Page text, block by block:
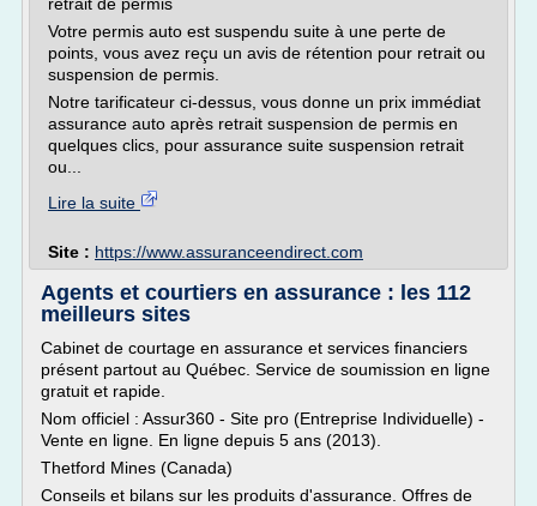
Votre permis auto est suspendu suite à une perte de
points, vous avez reçu un avis de rétention pour retrait ou
suspension de permis.
Notre tarificateur ci-dessus, vous donne un prix immédiat
assurance auto après retrait suspension de permis en
quelques clics, pour assurance suite suspension retrait
ou...
Lire la suite
Site : https://www.assuranceendirect.com
Agents et courtiers en assurance : les 112
meilleurs sites
Cabinet de courtage en assurance et services financiers
présent partout au Québec. Service de soumission en ligne
gratuit et rapide.
Nom officiel : Assur360 - Site pro (Entreprise Individuelle) -
Vente en ligne. En ligne depuis 5 ans (2013).
Thetford Mines (Canada)
Conseils et bilans sur les produits d'assurance. Offres de